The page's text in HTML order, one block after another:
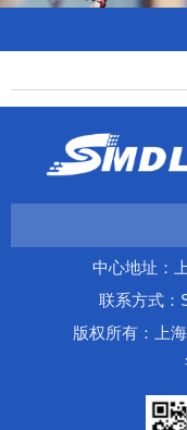
中心地址：
联系方式：
版权所有：上